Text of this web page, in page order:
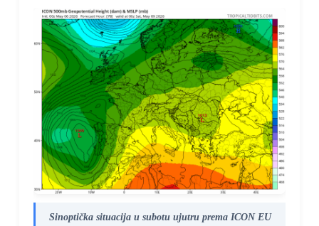
Sinoptička situacija u subotu ujutru prema ICON EU